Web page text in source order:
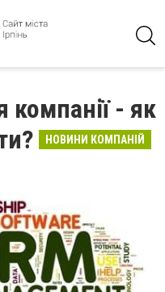
компанії - як
НОВИНИ КОМПАНІЙ